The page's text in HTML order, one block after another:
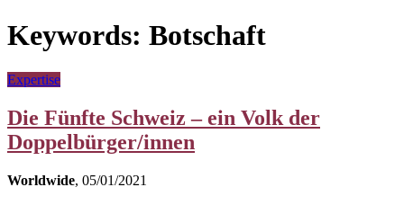
Keywords: Botschaft
Expertise
Die Fünfte Schweiz – ein Volk der
Doppelbürger/innen
Worldwide, 05/01/2021